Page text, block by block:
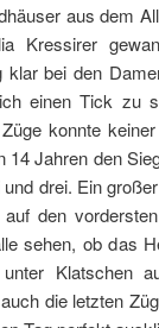
aus dem
Kressirer
klar bei den
einen Tick zu
konnte
14 Jahren den
drei. Ein
den
sehen, ob das
Klatschen
die letzten